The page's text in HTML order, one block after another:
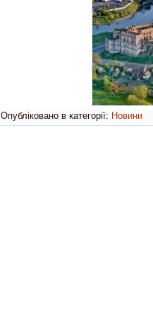
Опубліковано в категорії: Новини